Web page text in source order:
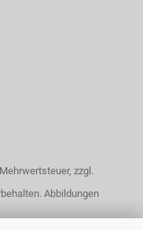
zzgl.
Abbildungen